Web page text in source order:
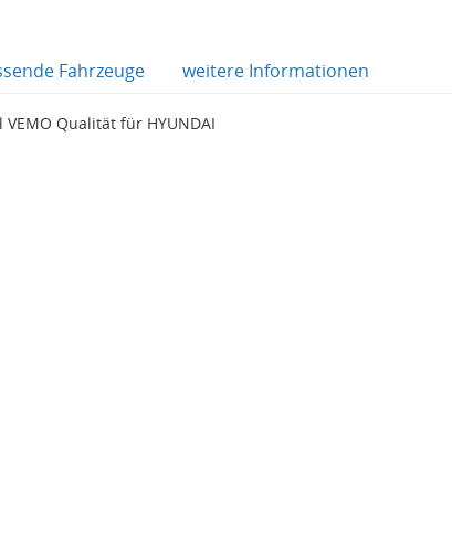
Fahrzeuge weitere Informationen
Qualität für HYUNDAI